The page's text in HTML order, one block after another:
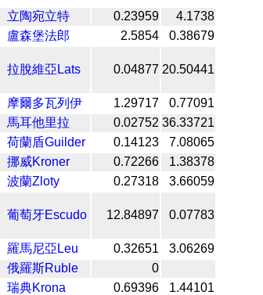
立陶宛立特 0.23959
4.1738
盧森堡法郎 2.5854 0.38679
拉脫維亞Lats 0.04877 20.50441
摩爾多瓦列伊 1.29717
0.77091
馬耳他里拉 0.02752 36.33721
荷蘭盾Guilder 0.14123
7.08065
挪威Kroner 0.72266
1.38378
波蘭Zloty 0.27318 3.66059
葡萄牙Escudo 12.84897 0.07783
羅馬尼亞Leu 0.32651
3.06269
俄羅斯Ruble
0
瑞典Krona 0.69396
1.44101